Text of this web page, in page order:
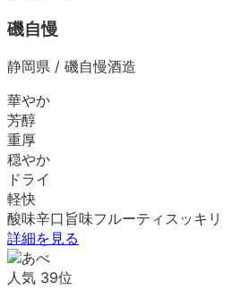
磯自慢
静岡県 / 磯自慢酒造
華やか
芳醇
重厚
穏やか
ドライ
軽快
酸味辛口 旨味フルーティ スッキリ
詳細を見る
人気 39位